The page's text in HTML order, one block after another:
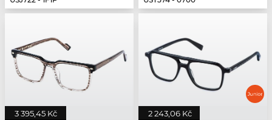
3 395,45 Kč 2 243,06 Kč